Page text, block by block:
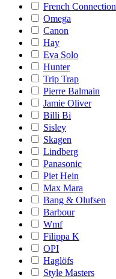
French Connection
Omega
Canon
Hay
Eva Solo
Hunter
Trip Trap
Pierre Balmain
Jamie Oliver
Billi Bi
Sisley
Skagen
Lindberg
Panasonic
Piet Hein
Max Mara
Bang & Olufsen
Barbour
Wmf
Filippa K
OPI
Haglöfs
Style Masters